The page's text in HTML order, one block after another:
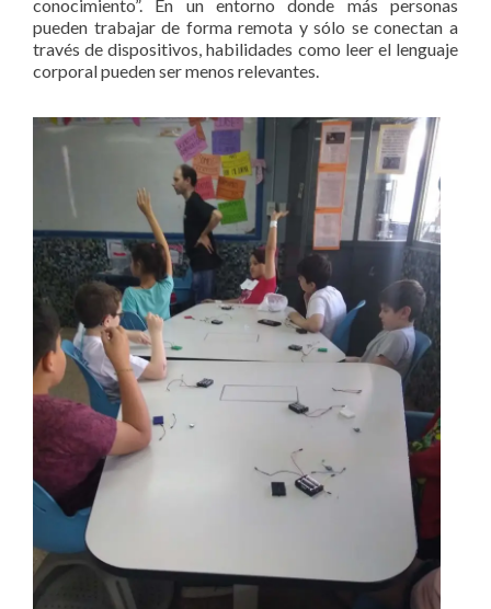
conocimiento”. En un entorno donde más personas
pueden trabajar de forma remota y sólo se conectan a
través de dispositivos, habilidades como leer el lenguaje
corporal pueden ser menos relevantes.